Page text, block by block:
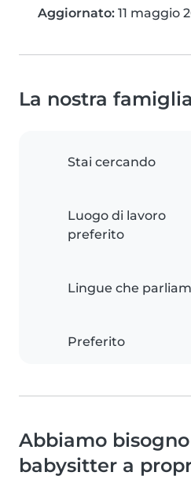
Aggiornato: 11 maggio
La nostra famiglia
Stai cercando
Luogo di lavoro
preferito
Lingue che
Preferito
Abbiamo
babysitter a